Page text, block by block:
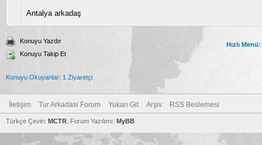
Antalya arkadaş
Konuyu Yazdır
Konuyu Takip Et
Hızlı Menü:
Konuyu Okuyanlar: 1 Ziyaretçi
İletişim Tur Arkadasi Forum Yukarı Git Arşiv RSS Beslemesi
Türkçe Çeviri: MCTR , Forum Yazılımı: MyBB